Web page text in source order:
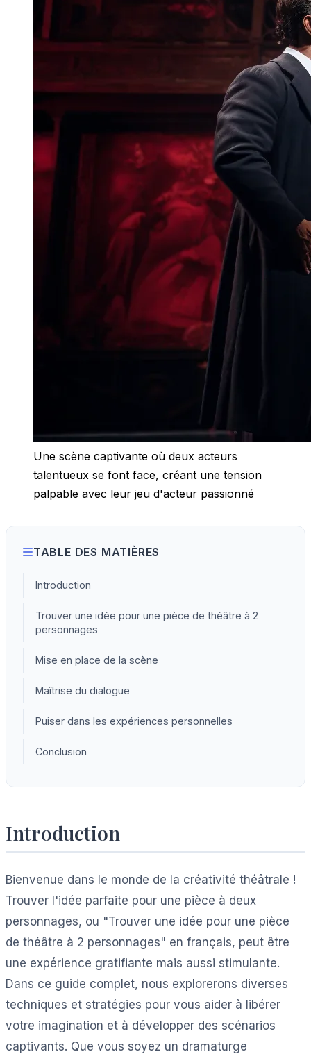
Une scène captivante où deux acteurs
talentueux se font face, créant une tension
palpable avec leur jeu d'acteur passionné
TABLE DES MATIÈRES
Introduction
Trouver une idée pour une pièce de théâtre à 2
personnages
Mise en place de la scène
Maîtrise du dialogue
Puiser dans les expériences personnelles
Conclusion
Introduction
Bienvenue dans le monde de la créativité théâtrale !
Trouver l'idée parfaite pour une pièce à deux
personnages, ou "Trouver une idée pour une pièce
de théâtre à 2 personnages" en français, peut être
une expérience gratifiante mais aussi stimulante.
Dans ce guide complet, nous explorerons diverses
techniques et stratégies pour vous aider à libérer
votre imagination et à développer des scénarios
captivants. Que vous soyez un dramaturge